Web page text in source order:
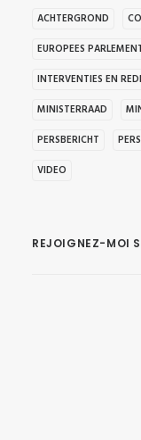
ACHTERGROND
EUROPEES
INTERVENTIES EN
MINISTERRAAD
PERSBERICHT
VIDEO
REJOIGNEZ-MOI